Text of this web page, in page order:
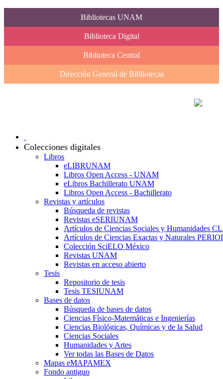
Bibliotecas UNAM
Biblioteca Digital
Biblioteca Central
Dirección General de Bibliotecas
Colecciones digitales
Libros
eLIBRUNAM
Libros Open Access - UNAM
eLibros Bachillerato UNAM
Libros Open Access - Bachillerato
Revistas y artículos
Búsqueda de revistas
Revistas eSERIUNAM
Artículos de Ciencias Sociales y Humanidades
Artículos de Ciencias Exactas y Naturales
Colección SciELO México
Revistas UNAM
Revistas en acceso abierto
Tesis
Repositorio de tesis
Tesis TESIUNAM
Bases de datos
Búsqueda de bases de datos
Ciencias Físico-Matemáticas e Ingenierías
Ciencias Biológicas, Químicas y de la Salud
Ciencias Sociales
Humanidades y Artes
Ver todas las Bases de Datos
Mapas eMAPAMEX
Fondo antiguo